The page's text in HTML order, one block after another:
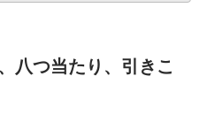
八つ当たり、引きこ